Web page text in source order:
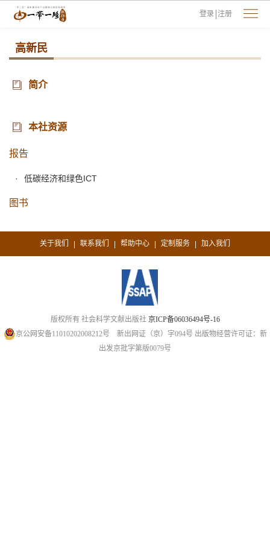
登录 注册
高新民
简介
本社资源
报告
低碳经济和绿色ICT
图书
关于我们 | 联系我们 | 帮助中心 | 定制服务 | 加入我们
版权所有 社会科学文献出版社 京ICP备06036494号-16
京公网安备11010202008212号 新出网证（京）字094号 出版物经营许可证：新
出发京批字第版0079号